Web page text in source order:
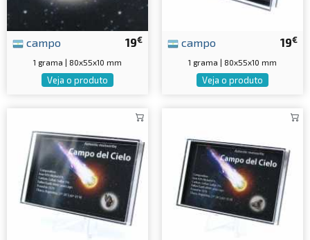
19€
campo
1 grama | 80x55x10 mm
Veja o produto
19€
campo
1 grama | 80x55x10 mm
Veja o produto